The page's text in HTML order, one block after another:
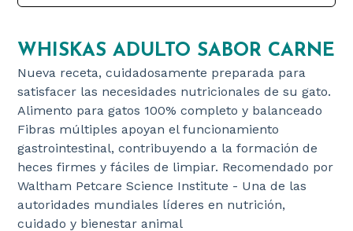
WHISKAS ADULTO SABOR CARNE
Nueva receta, cuidadosamente preparada para
satisfacer las necesidades nutricionales de su gato.
Alimento para gatos 100% completo y balanceado
Fibras múltiples apoyan el funcionamiento
gastrointestinal, contribuyendo a la formación de
heces firmes y fáciles de limpiar. Recomendado por
Waltham Petcare Science Institute - Una de las
autoridades mundiales líderes en nutrición,
cuidado y bienestar animal